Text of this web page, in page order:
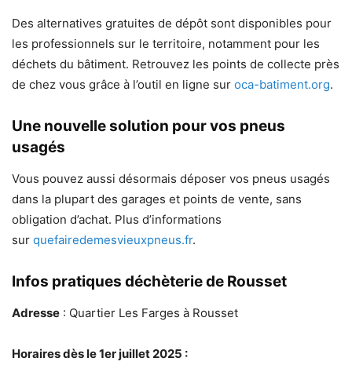
Des alternatives gratuites de dépôt sont disponibles pour
les professionnels sur le territoire, notamment pour les
déchets du bâtiment. Retrouvez les points de collecte près
de chez vous grâce à l’outil en ligne sur oca-batiment.org.
Une nouvelle solution pour vos pneus
usagés
Vous pouvez aussi désormais déposer vos pneus usagés
dans la plupart des garages et points de vente, sans
obligation d’achat. Plus d’informations
sur quefairedemesvieuxpneus.fr.
Infos pratiques déchèterie de Rousset
Adresse : Quartier Les Farges à Rousset
Horaires dès le 1er juillet 2025 :